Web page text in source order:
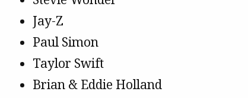
Jay-Z
Paul Simon
Taylor Swift
Brian & Eddie Holland